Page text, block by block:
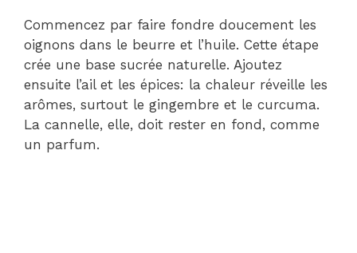
Commencez par faire fondre doucement les
oignons dans le beurre et l’huile. Cette étape
crée une base sucrée naturelle. Ajoutez
ensuite l’ail et les épices: la chaleur réveille les
arômes, surtout le gingembre et le curcuma.
La cannelle, elle, doit rester en fond, comme
un parfum.